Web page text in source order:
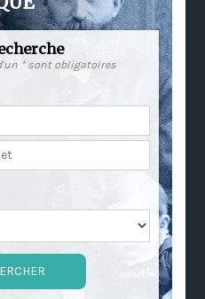
* sont obligatoires